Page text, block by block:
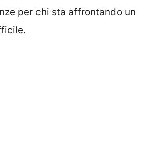
per chi sta affrontando un